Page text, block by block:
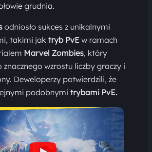
grudnia.
odniosło sukces z unikalnymi
takimi jak tryb PvE w ramach
Marvel Zombies, który
znacznego wzrostu liczby graczy i
Deweloperzy potwierdzili, że
podobnymi trybami PvE.